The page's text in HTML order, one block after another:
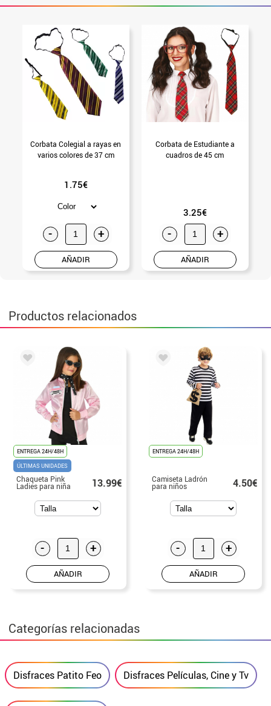
Corbata Colegial a rayas en
varios colores de 37 cm
1.75€
- +
AÑADIR
Corbata de Estudiante a
cuadros de 45 cm
3.25€
- +
AÑADIR
Productos relacionados
ENTREGA 24H/48H
ÚLTIMAS UNIDADES
Chaqueta Pink
Ladies para niña 13.99€
- +
AÑADIR
ENTREGA 24H/48H
Camiseta Ladrón
para niños 4.50€
- +
AÑADIR
Categorías relacionadas
Disfraces Patito Feo Disfraces Películas, Cine y Tv